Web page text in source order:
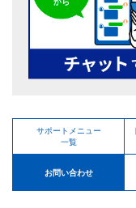
サポートメニュー
一覧
お問い合わせ